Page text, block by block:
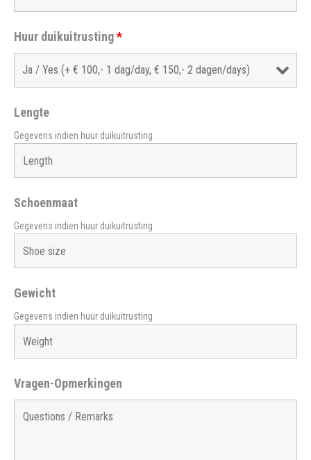
Huur duikuitrusting*
Lengte
Gegevens indien huur duikuitrusting
Schoenmaat
Gegevens indien huur duikuitrusting
Gewicht
Gegevens indien huur duikuitrusting
Vragen-Opmerkingen